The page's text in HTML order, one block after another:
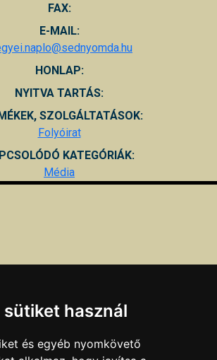
FAX:
E-MAIL:
HONLAP:
NYITVA TARTÁS:
SZOLGÁLTATÁSOK:
Folyóirat
KATEGÓRIÁK:
Média
sütiket használ
és egyéb nyomkövető